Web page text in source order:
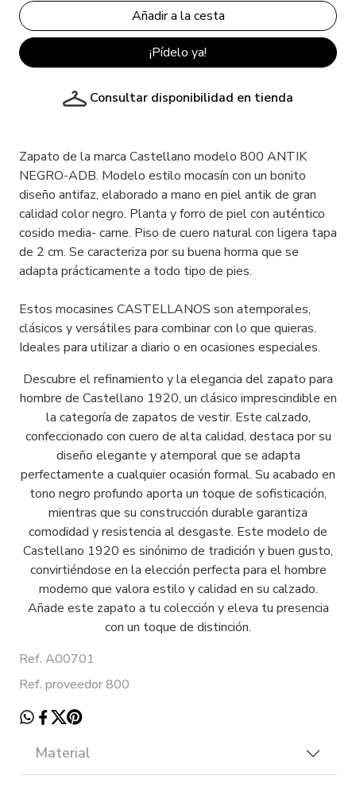
¡Pídelo ya!
Consultar disponibilidad en tienda
Zapato de la marca Castellano modelo 800 ANTIK
NEGRO-ADB. Modelo estilo mocasín con un bonito
diseño antifaz, elaborado a mano en piel antik de gran
calidad color negro. Planta y forro de piel con auténtico
cosido media- carne. Piso de cuero natural con ligera tapa
de 2 cm. Se caracteriza por su buena horma que se
adapta prácticamente a todo tipo de pies.
Estos mocasines CASTELLANOS son atemporales,
clásicos y versátiles para combinar con lo que quieras.
Ideales para utilizar a diario o en ocasiones especiales.
Descubre el refinamiento y la elegancia del zapato para
hombre de Castellano 1920, un clásico imprescindible en
la categoría de zapatos de vestir. Este calzado,
confeccionado con cuero de alta calidad, destaca por su
diseño elegante y atemporal que se adapta
perfectamente a cualquier ocasión formal. Su acabado en
tono negro profundo aporta un toque de sofisticación,
mientras que su construcción durable garantiza
comodidad y resistencia al desgaste. Este modelo de
Castellano 1920 es sinónimo de tradición y buen gusto,
convirtiéndose en la elección perfecta para el hombre
moderno que valora estilo y calidad en su calzado.
Añade este zapato a tu colección y eleva tu presencia
con un toque de distinción.
Ref. A00701
Ref. proveedor 800
Material